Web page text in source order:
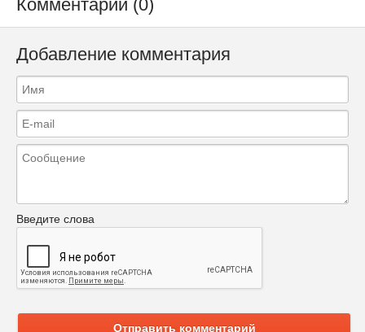
Комментарии (0)
Добавление комментария
Введите слова
Отправить комментарий